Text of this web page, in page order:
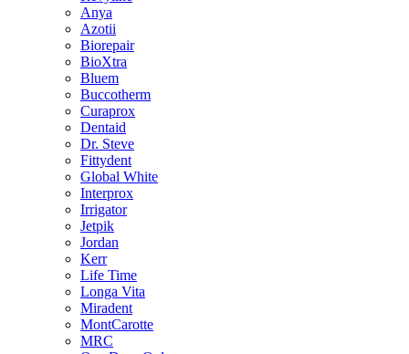
Anya
Azotii
Biorepair
BioXtra
Bluem
Buccotherm
Curaprox
Dentaid
Dr. Steve
Fittydent
Global White
Interprox
Irrigator
Jetpik
Jordan
Kerr
Life Time
Longa Vita
Miradent
MontCarotte
MRC